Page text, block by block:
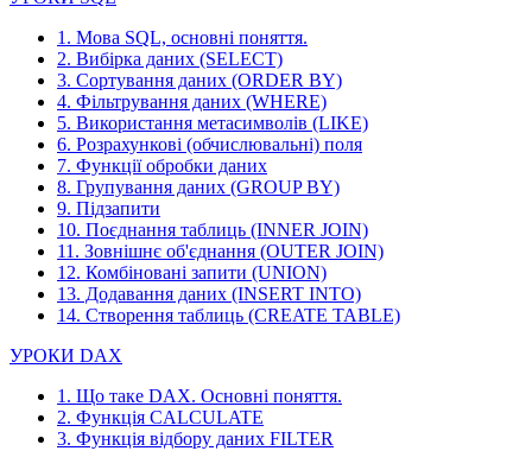
1. Мова SQL, основні поняття.
2. Вибірка даних (SELECT)
3. Сортування даних (ORDER BY)
4. Фільтрування даних (WHERE)
5. Використання метасимволів (LIKE)
6. Розрахункові (обчислювальні) поля
7. Функції обробки даних
8. Групування даних (GROUP BY)
9. Підзапити
10. Поєднання таблиць (INNER JOIN)
11. Зовнішнє об'єднання (OUTER JOIN)
12. Комбіновані запити (UNION)
13. Додавання даних (INSERT INTO)
14. Створення таблиць (CREATE TABLE)
УРОКИ DAX
1. Що таке DAX. Основні поняття.
2. Функція CALCULATE
3. Функція відбору даних FILTER